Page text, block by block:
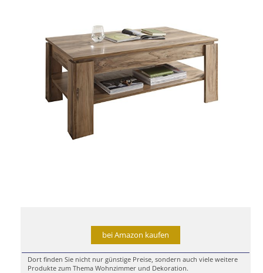
bei Amazon kaufen
Dort finden Sie nicht nur günstige Preise, sondern auch viele weitere
Produkte zum Thema Wohnzimmer und Dekoration.